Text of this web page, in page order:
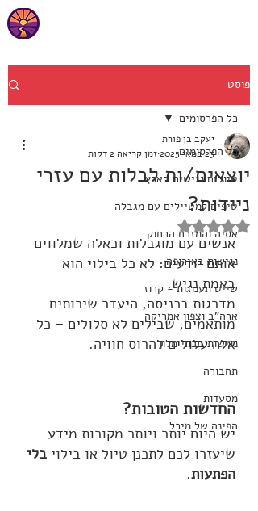
פוסט
כל הפרסומים
טיולים נגישים בארץ
טיפים למטיילים עם מגבלה
אסיה והמזרח הרחוק
נגישות באירופה
שייט תענוגות - קרוז
ארה"ב וצפון אמריקה
נגישות בבתי מלון
תחבורה
מסעדות
הפינה של מיכל
כל הפרסומים
יוצאים/ות לבלות עם עזרי
ניידות?
יעקב בן פורת
23 במאי 2025
זמן קריאה 2 דקות
דירוג של NaN מתוך 5 כוכבים
אנשים עם מוגבלות וכאלה שמלווים
אותם יודעים: לא כל בילוי הוא
באמת נגיש.
מדרגות בכניסה, היעדר שירותים
מותאמים, שבילים לא סלולים – כל
אלה עלולים להרוס חוויה.
החדשות הטובות?
יש היום יותר ויותר מקורות מידע
שיעזרו לכם לתכנן טיול או בילוי בלי
הפתעות.